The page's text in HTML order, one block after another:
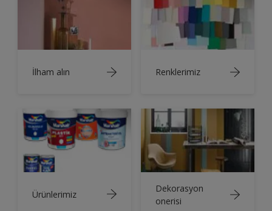
İlham alın Renklerimiz
Ürünlerimiz
Dekorasyon
onerisi